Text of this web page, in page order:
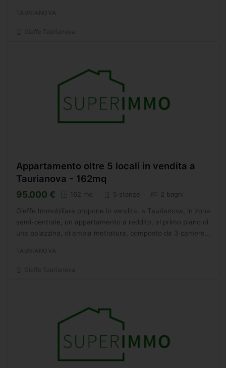
Appartamento oltre 5 locali in vendita a
Taurianova - 162mq
95.000 € 162 mq 5 stanze 2 bagni
Gieffe Immobiliare propone in vendita, a Taurianova, in zona
semi-centrale, un appartamento a reddito, al primo piano di
una palazzina, di ampia metratura, composto da 3 camere e